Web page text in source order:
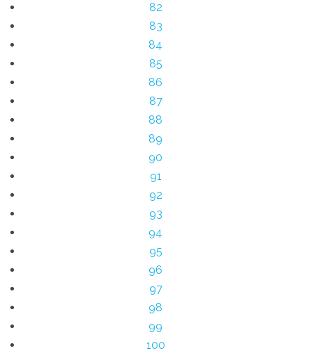
82
83
84
85
86
87
88
89
90
91
92
93
94
95
96
97
98
99
100